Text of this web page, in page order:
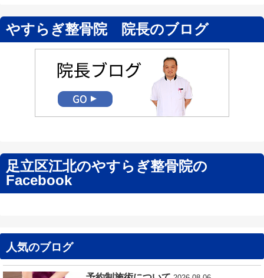
やすらぎ整骨院 院長のブログ
足立区江北のやすらぎ整骨院の
Facebook
人気のブログ